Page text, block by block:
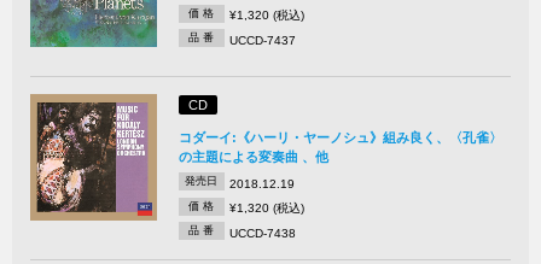
価 格 ¥1,320 (税込)
品 番 UCCD-7437
CD
コダーイ:《ハーリ・ヤーノシュ》組み良く、〈孔雀〉
の主題による変奏曲 、他
発売日 2018.12.19
価 格 ¥1,320 (税込)
品 番 UCCD-7438